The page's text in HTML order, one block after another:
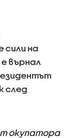
сили на
върнал
след
окупатора